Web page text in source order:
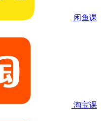
闲鱼课
淘宝课